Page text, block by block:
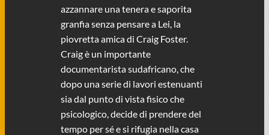
azzannare una tenera e saporita
granfia senza pensare a Lei, la
piovretta amica di Craig Foster.
Craig è un importante
documentarista sudafricano, che
dopo una serie di lavori estenuanti
sia dal punto di vista fisico che
psicologico, decide di prendere del
tempo per sé e si rifugia nella casa